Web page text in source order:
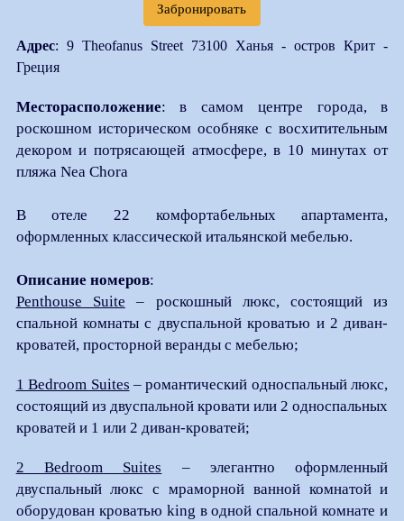
Забронировать
Адрес: 9 Theofanus Street 73100 Ханья - остров Крит -
Греция
Месторасположение: в самом центре города, в
роскошном историческом особняке с восхитительным
декором и потрясающей атмосфере, в 10 минутах от
пляжа Nea Chora
В отеле 22 комфортабельных апартамента,
оформленных классической итальянской мебелью.
Описание номеров:
Penthouse Suite – роскошный люкс, состоящий из
спальной комнаты с двуспальной кроватью и 2 диван-
кроватей, просторной веранды с мебелью;
1 Bedroom Suites – романтический односпальный люкс,
состоящий из двуспальной кровати или 2 односпальных
кроватей и 1 или 2 диван-кроватей;
2 Bedroom Suites – элегантно оформленный
двуспальный люкс с мраморной ванной комнатой и
оборудован кроватью king в одной спальной комнате и